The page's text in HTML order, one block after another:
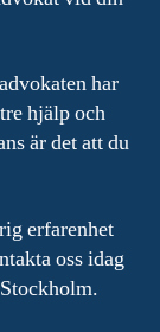
har
hjälp och
är det att du
erfarenhet
oss idag